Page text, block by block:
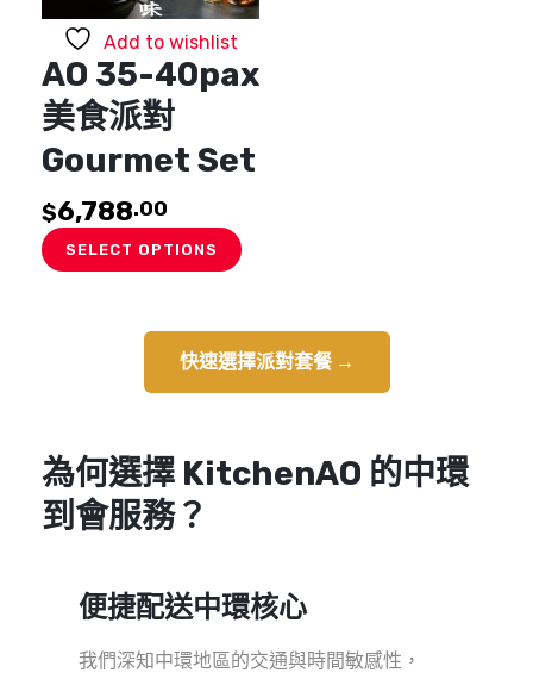
product
Add to wishlist
AO 35-40pax
美食派對
Gourmet Set
$6,788.00
SELECT OPTIONS
快速選擇派對套餐 →
為何選擇 KitchenAO 的中環
到會服務？
便捷配送中環核心
我們深知中環地區的交通與時間敏感性，